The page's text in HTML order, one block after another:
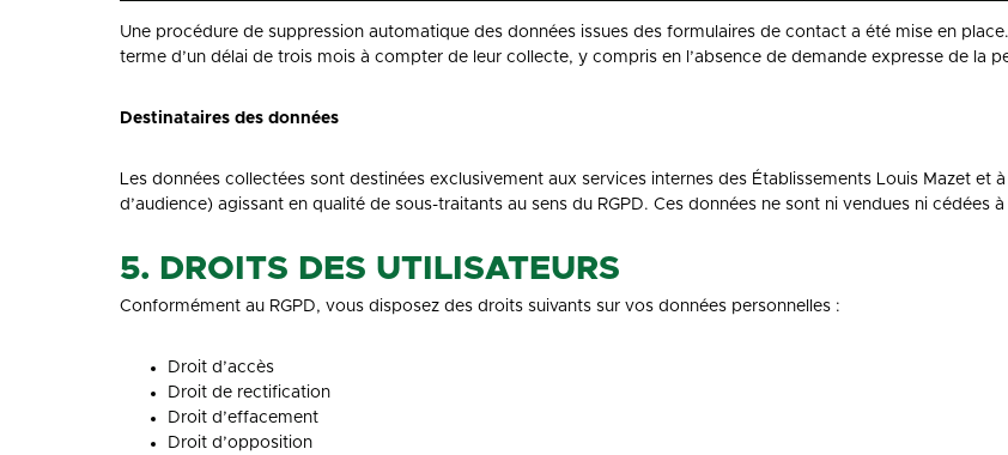
Une procédure de suppression automatique des données issues des formulaires de contact a été mise en
terme d’un délai de trois mois à compter de leur collecte, y compris en l’absence de demande expresse de la
Destinataires des données
Les données collectées sont destinées exclusivement aux services internes des Établissements Louis Mazet et
d’audience) agissant en qualité de sous-traitants au sens du RGPD. Ces données ne sont ni vendues ni cédées
5. DROITS DES UTILISATEURS
Conformément au RGPD, vous disposez des droits suivants sur vos données personnelles :
Droit d’accès
Droit de rectification
Droit d’effacement
Droit d’opposition